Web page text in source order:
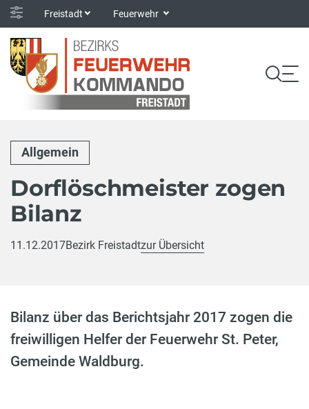
Freistadt Feuerwehr
Allgemein
Dorflöschmeister zogen
Bilanz
11.12.2017Bezirk Freistadtzur Übersicht
Bilanz über das Berichtsjahr 2017 zogen die
freiwilligen Helfer der Feuerwehr St. Peter,
Gemeinde Waldburg.